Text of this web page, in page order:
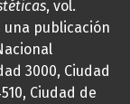
, vol.
una publicación
3000, Ciudad
Ciudad de